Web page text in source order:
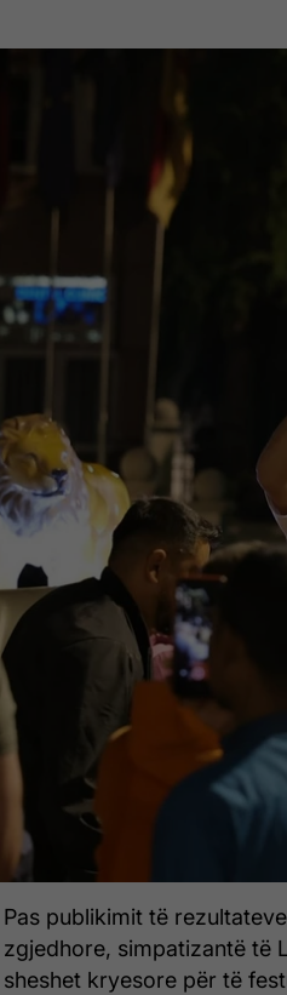
Pas publikimit të
zgjedhore, simpatizantë të
sheshet kryesore për të